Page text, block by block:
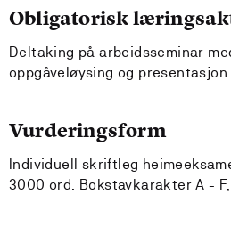
Obligatorisk
Deltaking på arbeidsseminar
oppgåveløysing og presentasjon.
Vurderingsform
Individuell skriftleg
3000 ord. Bokstavkarakter A -